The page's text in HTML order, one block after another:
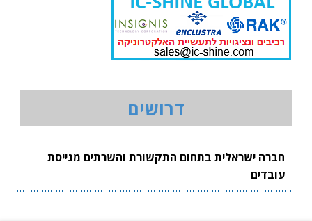
דרושים
חברה ישראלית בתחום התקשורת והשרתים מגייסת
עובדים